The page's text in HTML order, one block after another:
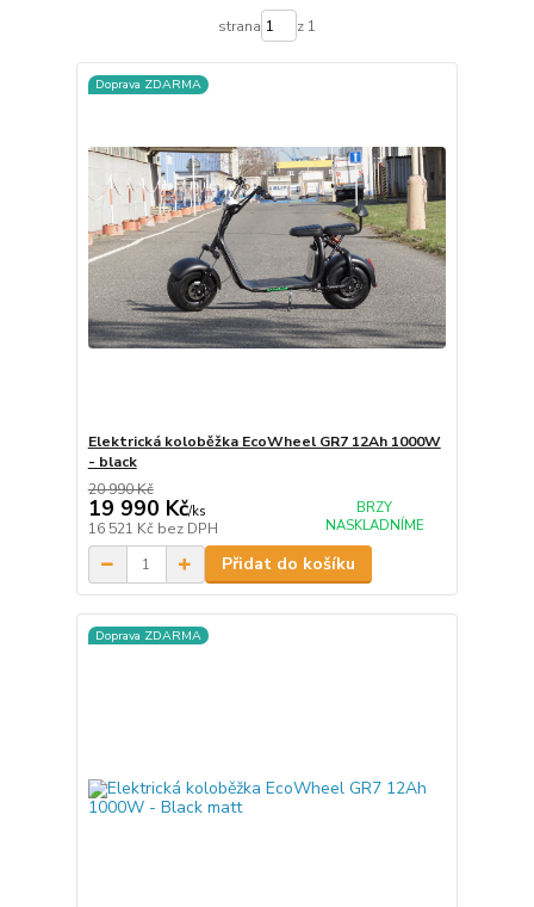
strana z 1
Doprava ZDARMA
Elektrická koloběžka EcoWheel GR7 12Ah 1000W
- black
20 990 Kč
19 990 Kč/ks
16 521 Kč bez DPH
BRZY
NASKLADNÍME
Přidat do košíku
Doprava ZDARMA